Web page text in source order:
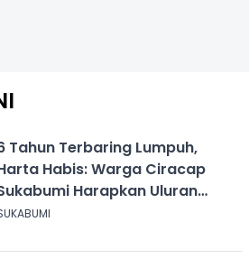
Tahun Terbaring Lumpuh,
Habis: Warga Ciracap
Harapkan Uluran
KDM